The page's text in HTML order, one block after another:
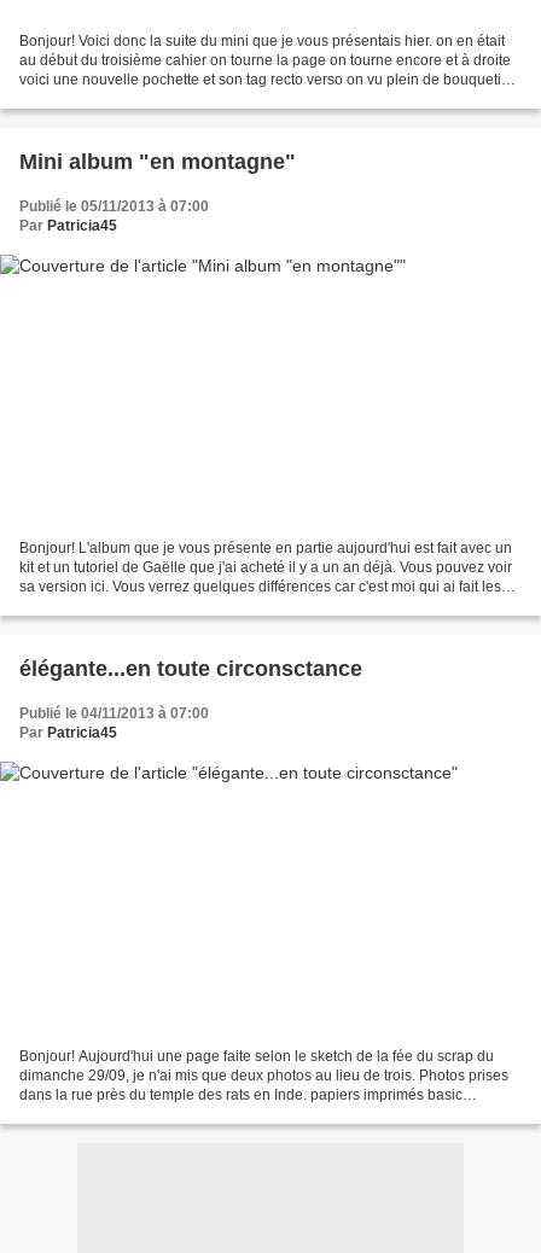
Bonjour! Voici donc la suite du mini que je vous présentais hier. on en était
au début du troisième cahier on tourne la page on tourne encore et à droite
voici une nouvelle pochette et son tag recto verso on vu plein de bouquetins
Mini album "en montagne"
Publié le 05/11/2013 à 07:00
Par Patricia45
Bonjour! L'album que je vous présente en partie aujourd'hui est fait avec un
kit et un tutoriel de Gaëlle que j'ai acheté il y a un an déjà. Vous pouvez voir
sa version ici. Vous verrez quelques différences car c'est moi qui ai fait les
élégante...en toute circonsctance
Publié le 04/11/2013 à 07:00
Par Patricia45
Bonjour! Aujourd'hui une page faite selon le sketch de la fée du scrap du
dimanche 29/09, je n'ai mis que deux photos au lieu de trois. Photos prises
dans la rue près du temple des rats en Inde. papiers imprimés basic